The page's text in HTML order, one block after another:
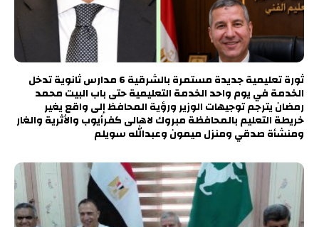
ثورة تعليمية جديدة مستمرة بالشرقية 6 مدارس ثانوية تدخل
الخدمة في يوم واحد الخدمة التعليمية حتى باب البيت محمد
رمضان يترجم توجيهات الوزير ورؤية المحافظ إلى واقع يغير
خريطة التعليم بالمحافظة مبروك لاهالى كفرأيوب والأثرية والغار
ومنشأة صدقي ومنزل ميمون وعبدالله سويلم